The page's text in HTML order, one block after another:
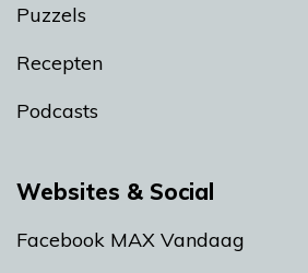
Puzzels
Recepten
Podcasts
Websites & Social
Facebook MAX Vandaag